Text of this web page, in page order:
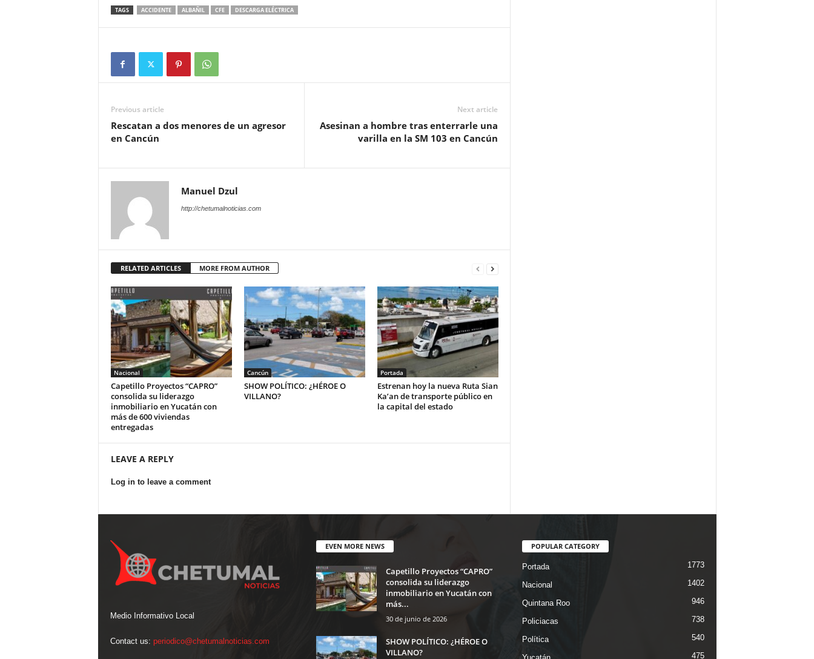
TAGS ACCIDENTE ALBAÑIL CFE DESCARGA ELÉCTRICA
Previous article
Rescatan a dos menores de un agresor
en Cancún
Next article
Asesinan a hombre tras enterrarle una
varilla en la SM 103 en Cancún
Manuel Dzul
http://chetumalnoticias.com
RELATED ARTICLES MORE FROM AUTHOR
Nacional
Capetillo Proyectos “CAPRO”
consolida su liderazgo
inmobiliario en Yucatán con
más de 600 viviendas
entregadas
Cancún
SHOW POLÍTICO: ¿HÉROE O
VILLANO?
Portada
Estrenan hoy la nueva Ruta Sian
Ka’an de transporte público en
la capital del estado
LEAVE A REPLY
Log in to leave a comment
Medio Informativo Local
Contact us: periodico@chetumalnoticias.com
EVEN MORE NEWS
Capetillo Proyectos “CAPRO”
consolida su liderazgo
inmobiliario en Yucatán con
más...
30 de junio de 2026
SHOW POLÍTICO: ¿HÉROE O
VILLANO?
POPULAR CATEGORY
Portada 1773
Nacional 1402
Quintana Roo 946
Policiacas 738
Política 540
475